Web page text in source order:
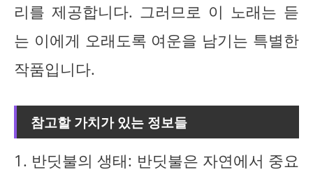
리를 제공합니다. 그러므로 이 노래는 듣
는 이에게 오래도록 여운을 남기는 특별한
작품입니다.
참고할 가치가 있는 정보들
1. 반딧불의 생태: 반딧불은 자연에서 중요